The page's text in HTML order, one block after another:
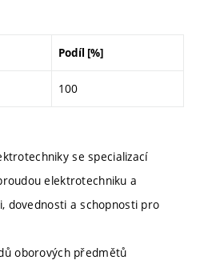
Podíl [%]
100
se specializací
elektrotechniku a
dovednosti a schopnosti pro
oborových předmětů